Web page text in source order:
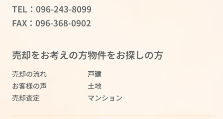
TEL： 096-243-8099
FAX：096-368-0902
売却をお考えの方
売却の流れ
お客様の声
売却査定
物件をお探しの方
戸建
土地
マンション